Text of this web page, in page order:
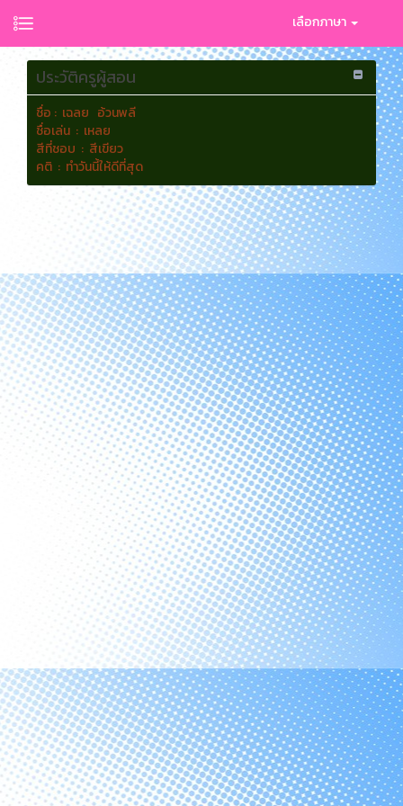
เลือกภาษา
ประวัติครูผู้สอน
ชื่อ : เฉลย อ้วนพลี
ชื่อเล่น : เหลย
สีที่ชอบ : สีเขียว
คติ : ทำวันนี้ให้ดีที่สุด